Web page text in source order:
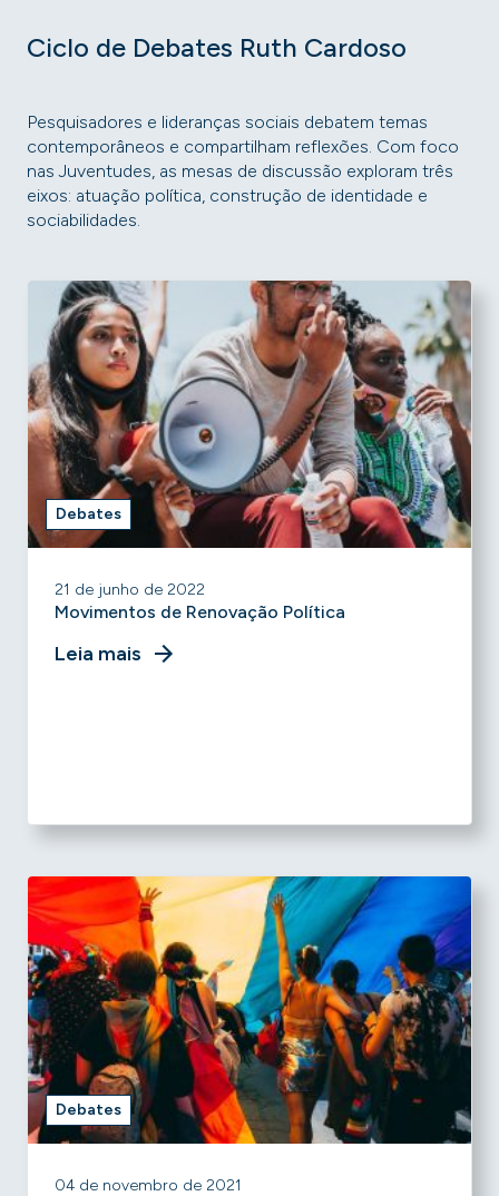
Ciclo de Debates Ruth Cardoso
Pesquisadores e lideranças sociais debatem temas
contemporâneos e compartilham reflexões. Com foco
nas Juventudes, as mesas de discussão exploram três
eixos: atuação política, construção de identidade e
sociabilidades.
Debates
21 de junho de 2022
Movimentos de Renovação Política
Leia mais
Debates
04 de novembro de 2021